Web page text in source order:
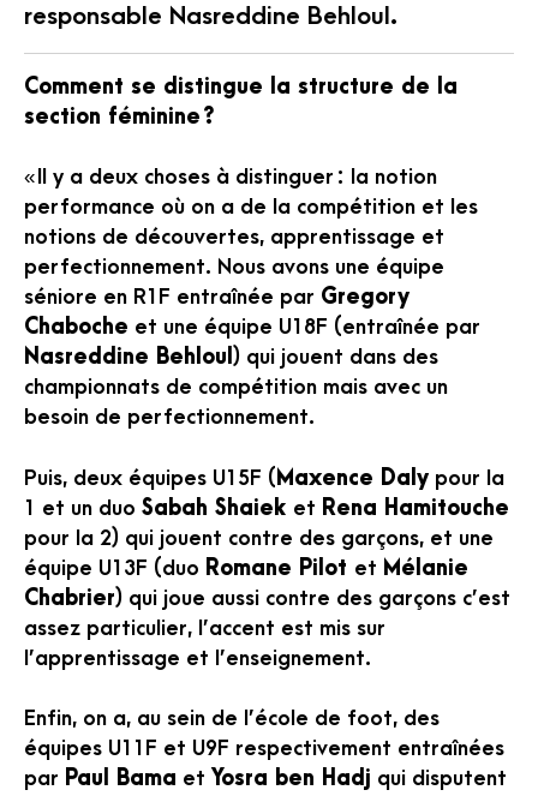
responsable Nasreddine Behloul.
Comment se distingue la structure de la
section féminine ?
« Il y a deux choses à distinguer : la notion
performance où on a de la compétition et les
notions de découvertes, apprentissage et
perfectionnement. Nous avons une équipe
séniore en R1F entraînée par Gregory
Chaboche et une équipe U18F (entraînée par
Nasreddine Behloul ) qui jouent dans des
championnats de compétition mais avec un
besoin de perfectionnement.
Puis, deux équipes U15F (Maxence Daly pour la
1 et un duo Sabah Shaiek et Rena Hamitouche
pour la 2) qui jouent contre des garçons, et une
équipe U13F (duo Romane Pilot et Mélanie
Chabrier) qui joue aussi contre des garçons c’est
assez particulier, l’accent est mis sur
l’apprentissage et l’enseignement.
Enfin, on a, au sein de l’école de foot, des
équipes U11F et U9F respectivement entraînées
par Paul Bama et Yosra ben Hadj qui disputent